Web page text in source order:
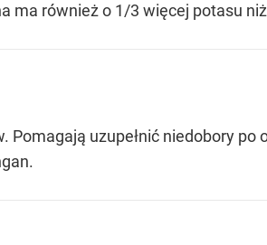
ma również o 1/3 więcej potasu
Pomagają uzupełnić niedobory po